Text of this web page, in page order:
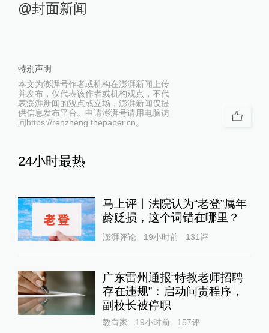
@封面新闻
特别声明
本文为澎湃号作者或机构在澎湃新闻上传
并发布，仅代表该作者或机构观点，不代
表澎湃新闻的观点或立场，澎湃新闻仅提
供信息发布平台。申请澎湃号请用电脑访
问https://renzheng.thepaper.cn。
24小时最热
马上评丨法院认为“老登”属年
龄贬损，这个词错在哪里？
澎湃评论 19小时前 131评
广东雷州通报“特教老师招聘
存在违规”：启动问责程序，
副校长被停职
教育家 19小时前 157评